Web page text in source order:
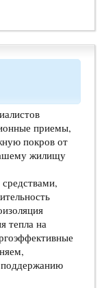
приемы,
покров от
жилищу
тепла на
поддержанию